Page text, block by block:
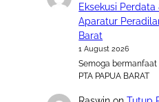
Eksekusi
Aparatur
Barat
1 August 2026
Semoga
PTA PAPUA BARAT